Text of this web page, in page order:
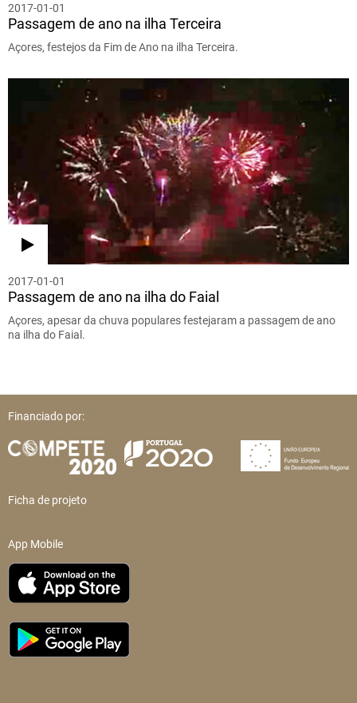
2017-01-01
Passagem de ano na ilha Terceira
Açores, festejos da Fim de Ano na ilha Terceira.
2017-01-01
Passagem de ano na ilha do Faial
Açores, apesar da chuva populares festejaram a passagem de ano
na ilha do Faial.
Financiado por:
Ficha de projeto
App Mobile